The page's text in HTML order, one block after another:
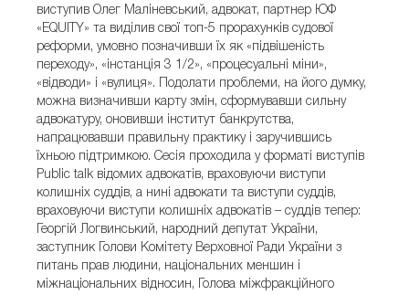
виступив Олег Маліневський, адвокат, партнер ЮФ
«EQUITY» та виділив свої топ-5 прорахунків судової
реформи, умовно позначивши їх як «підвішеність
переходу», «інстанція 3 1/2», «процесуальні міни»,
«відводи» і «вулиця». Подолати проблеми, на його думку,
можна визначивши карту змін, сформувавши сильну
адвокатуру, оновивши інститут банкрутства,
напрацювавши правильну практику і заручившись
їхньою підтримкою. Сесія проходила у форматі виступів
Public talk відомих адвокатів, враховуючи виступи
колишніх суддів, а нині адвокати та виступи суддів,
враховуючи виступи колишніх адвокатів – суддів тепер:
Георгій Логвинський, народний депутат України,
заступник Голови Комітету Верховної Ради України з
питань прав людини, національних меншин і
міжнаціональних відносин, Голова міжфракційного